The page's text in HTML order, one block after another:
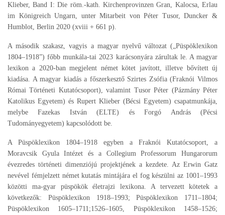
Klieber, Band I: Die röm.-kath. Kirchenprovinzen Gran, Kalocsa, Erlau
im Königreich Ungarn, unter Mitarbeit von Péter Tusor, Duncker &
Humblot, Berlin 2020 (xviii + 661 p).
A második szakasz, vagyis a magyar nyelvű változat („Püspöklexikon
1804–1918”) főbb munkála-tai 2023 karácsonyára zárultak le. A magyar
lexikon a 2020-ban megjelent német kötet javított, illetve bővített új
kiadása. A magyar kiadás a főszerkesztő Szirtes Zsófia (Fraknói Vilmos
Római Történeti Kutatócsoport), valamint Tusor Péter (Pázmány Péter
Katolikus Egyetem) és Rupert Klieber (Bécsi Egyetem) csapatmunkája,
melybe Fazekas István (ELTE) és Forgó András (Pécsi
Tudományegyetem) kapcsolódott be.
A Püspöklexikon 1804–1918 egyben a Fraknói Kutatócsoport, a
Moravcsik Gyula Intézet és a Collegium Professorum Hungarorum
évezredes történeti dimenziójú projektjének a kezdete. Az Erwin Gatz
nevével fémjelzett német kutatás mintájára el fog készülni az 1001–1993
közötti ma-gyar püspökök életrajzi lexikona. A tervezett kötetek a
következők: Püspöklexikon 1918–1993; Püspöklexikon 1711–1804;
Püspöklexikon 1605–1711;1526–1605, Püspöklexikon 1458–1526;